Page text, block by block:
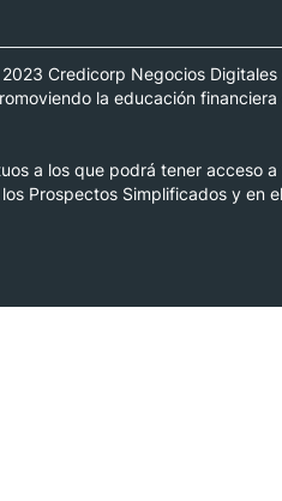
Credicorp Negocios Digitales
la educación
a los que podrá tener acceso
Prospectos Simplificados y en